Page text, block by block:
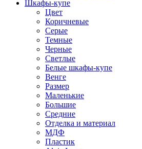
Шкафы-купе
Цвет
Коричневые
Серые
Темные
Черные
Светлые
Белые шкафы-купе
Венге
Размер
Маленькие
Большие
Средние
Отделка и материал
МДФ
Пластик